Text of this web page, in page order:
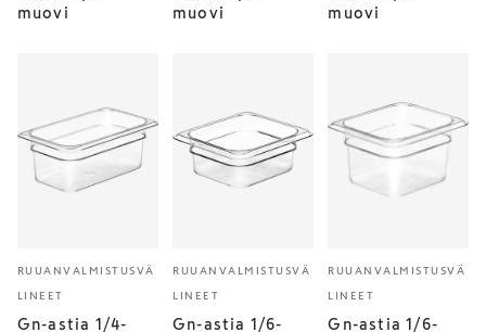
muovi
muovi
muovi
RUUANVALMISTUSVÄ
LINEET
Gn-astia 1/4-
RUUANVALMISTUSVÄ
LINEET
Gn-astia 1/6-
RUUANVALMISTUSVÄ
LINEET
Gn-astia 1/6-